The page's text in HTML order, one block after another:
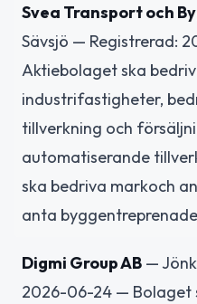
Svea Transport och
Sävsjö — Registrerad:
Aktiebolaget ska
industrifastigheter,
tillverkning och
automatiserande
ska bedriva markoch
anta
Digmi Group AB —
2026-06-24 — Bolaget